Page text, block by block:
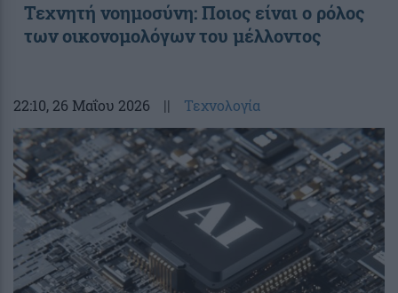
Τεχνητή νοημοσύνη: Ποιος είναι ο ρόλος
των οικονομολόγων του μέλλοντος
22:10, 26 Μαΐου 2026 || Τεχνολογία